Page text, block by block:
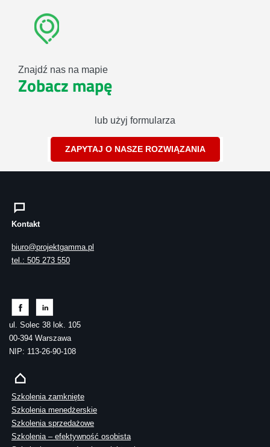
Znajdź nas na mapie
Zobacz mapę
lub użyj formularza
ZAPYTAJ O NASZE ROZWIĄZANIA
Kontakt
biuro@projektgamma.pl
tel.: 505 273 550
ul. Solec 38 lok. 105
00-394 Warszawa
NIP: 113-26-90-108
Szkolenia zamknięte
Szkolenia menedżerskie
Szkolenia sprzedażowe
Szkolenia – efektywność osobista